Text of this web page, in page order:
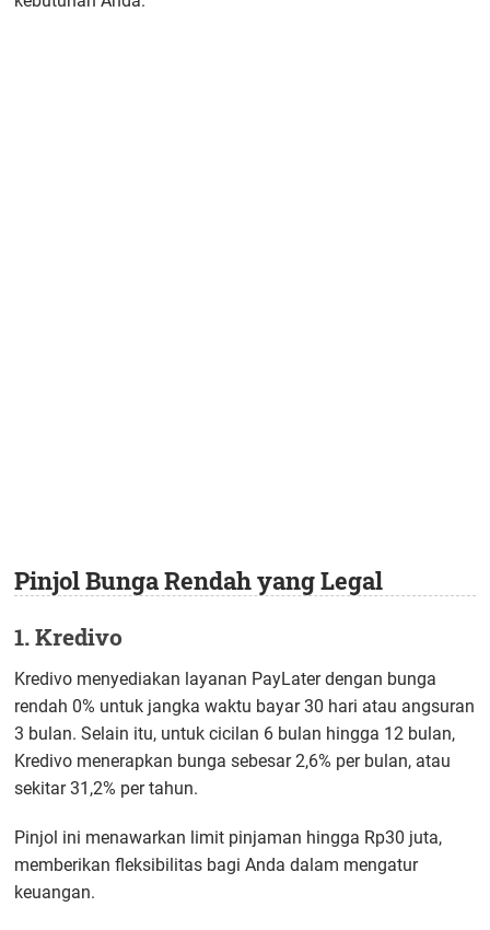
Pinjol Bunga Rendah yang Legal
1. Kredivo
Kredivo menyediakan layanan PayLater dengan bunga
rendah 0% untuk jangka waktu bayar 30 hari atau angsuran
3 bulan. Selain itu, untuk cicilan 6 bulan hingga 12 bulan,
Kredivo menerapkan bunga sebesar 2,6% per bulan, atau
sekitar 31,2% per tahun.
Pinjol ini menawarkan limit pinjaman hingga Rp30 juta,
memberikan fleksibilitas bagi Anda dalam mengatur
keuangan.